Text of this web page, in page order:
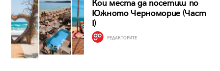
Кои места да посетиш по
Южното Черноморие (Част
I)
РЕДАКТОРИТЕ